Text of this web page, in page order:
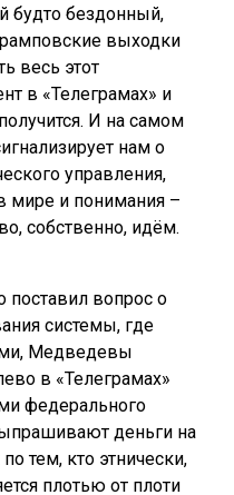
будто бездонный,
выходки
весь этот
в «Телеграмах» и
И на самом
нам о
управления,
мире и понимания –
собственно, идём.
поставил вопрос о
системы, где
Медведевы
в «Телеграмах»
федерального
деньги на
тем, кто этнически,
плотью от плоти